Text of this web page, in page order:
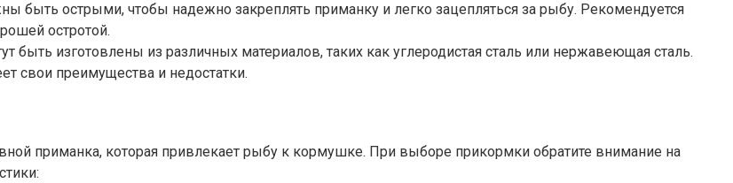
быть острыми, чтобы надежно закреплять приманку и легко зацепляться за рыбу. Рекомендуется
остротой.
быть изготовлены из различных материалов, таких как углеродистая сталь или нержавеющая сталь.
свои преимущества и недостатки.
приманка, которая привлекает рыбу к кормушке. При выборе прикормки обратите внимание на